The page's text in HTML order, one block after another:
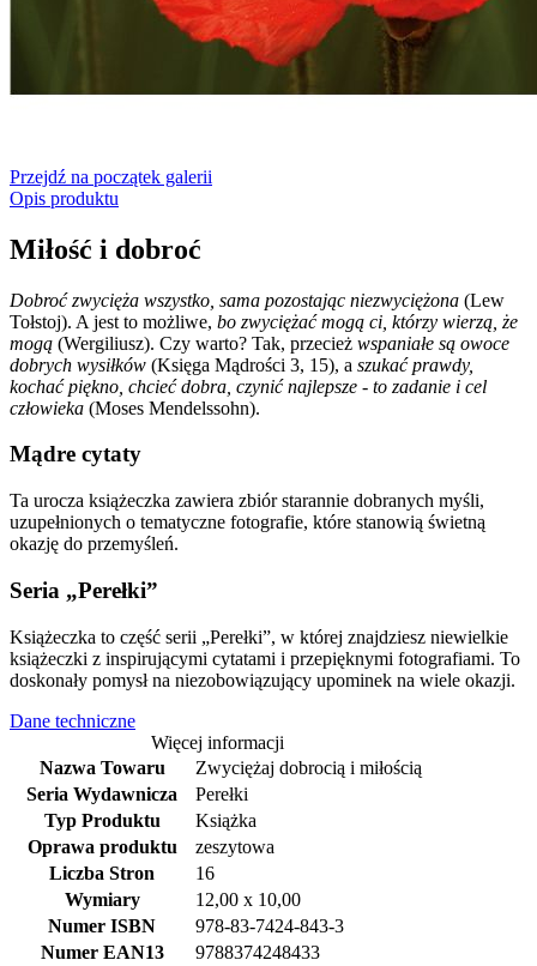
Przejdź na początek galerii
Opis produktu
Miłość i dobroć
Dobroć zwycięża wszystko, sama pozostając niezwyciężona (Lew
Tołstoj). A jest to możliwe, bo zwyciężać mogą ci, którzy wierzą, że
mogą (Wergiliusz). Czy warto? Tak, przecież wspaniałe są owoce
dobrych wysiłków (Księga Mądrości 3, 15), a szukać prawdy,
kochać piękno, chcieć dobra, czynić najlepsze - to zadanie i cel
człowieka (Moses Mendelssohn).
Mądre cytaty
Ta urocza książeczka zawiera zbiór starannie dobranych myśli,
uzupełnionych o tematyczne fotografie, które stanowią świetną
okazję do przemyśleń.
Seria „Perełki”
Książeczka to część serii „Perełki”, w której znajdziesz niewielkie
książeczki z inspirującymi cytatami i przepięknymi fotografiami. To
doskonały pomysł na niezobowiązujący upominek na wiele okazji.
Dane techniczne
Więcej informacji
Nazwa Towaru
Zwyciężaj dobrocią i miłością
Seria Wydawnicza
Perełki
Typ Produktu
Książka
Oprawa produktu
zeszytowa
Liczba Stron
16
Wymiary
12,00 x 10,00
Numer ISBN
978-83-7424-843-3
Numer EAN13
9788374248433